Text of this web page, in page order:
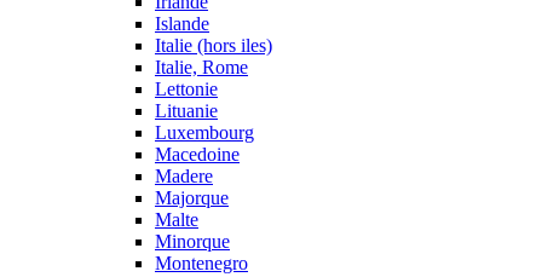
Islande
Italie (hors iles)
Italie, Rome
Lettonie
Lituanie
Luxembourg
Macedoine
Madere
Majorque
Malte
Minorque
Montenegro